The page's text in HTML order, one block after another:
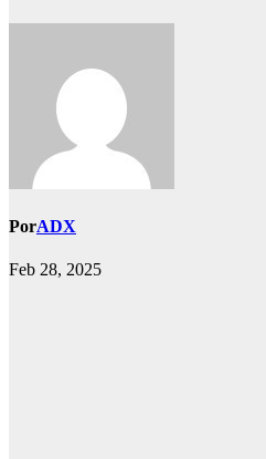
PorADX
Feb 28, 2025